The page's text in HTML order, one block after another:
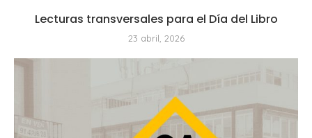
Lecturas transversales para el Día del Libro
23 abril, 2026